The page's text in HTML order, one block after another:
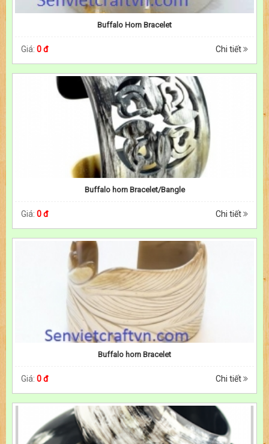
Buffalo Horn Bracelet
Giá: 0 đ Chi tiết
Buffalo horn Bracelet/Bangle
Giá: 0 đ Chi tiết
Buffalo horn Bracelet
Giá: 0 đ Chi tiết